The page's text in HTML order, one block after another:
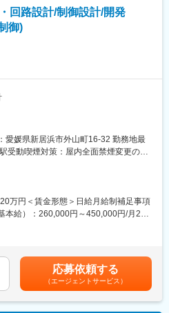
回路設計/制御設計/開発
御)
装置や再生装置の開発および設計業務
発に携わっていただけます。
て業務知識の取得を行っていただきま
製造工程で正確かつ効率的な混合を
件費、時間の削減により大幅なコスト
置のさらなる改善、技術革新を進める
を強化するための募集です。
愛媛県新居浜市外山町16-32 勤務地最
受動喫煙対策：屋内全面禁煙変更の範
万円＜賃金形態＞日給月給制補足事項
本給）：260,000円～450,000円/月20
賃金はあくまでも目安の金額であり、
性があります。月給(月額)は固定手当を
応募依頼する
（エージェントサービス）